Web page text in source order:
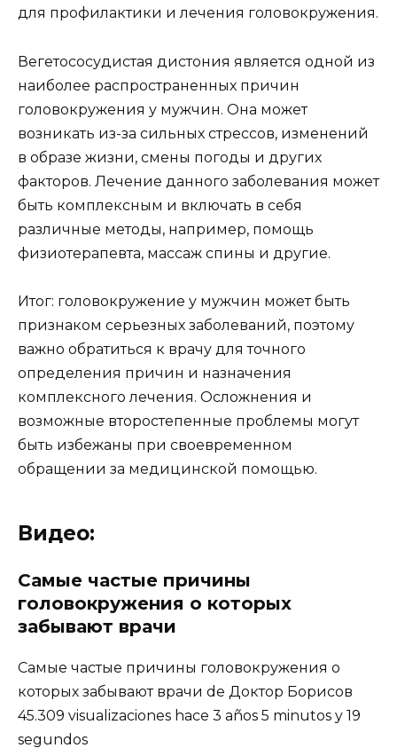
для профилактики и лечения головокружения.
Вегетососудистая дистония является одной из
наиболее распространенных причин
головокружения у мужчин. Она может
возникать из-за сильных стрессов, изменений
в образе жизни, смены погоды и других
факторов. Лечение данного заболевания может
быть комплексным и включать в себя
различные методы, например, помощь
физиотерапевта, массаж спины и другие.
Итог: головокружение у мужчин может быть
признаком серьезных заболеваний, поэтому
важно обратиться к врачу для точного
определения причин и назначения
комплексного лечения. Осложнения и
возможные второстепенные проблемы могут
быть избежаны при своевременном
обращении за медицинской помощью.
Видео:
Самые частые причины
головокружения о которых
забывают врачи
Самые частые причины головокружения о
которых забывают врачи de Доктор Борисов
45.309 visualizaciones hace 3 años 5 minutos y 19
segundos